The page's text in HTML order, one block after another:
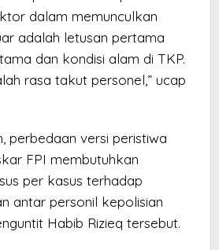
dalam memunculkan
adalah letusan pertama
dan kondisi alam di TKP.
rasa takut personel,” ucap
perbedaan versi peristiwa
FPI membutuhkan
per kasus terhadap
antar personil kepolisian
Habib Rizieq tersebut.